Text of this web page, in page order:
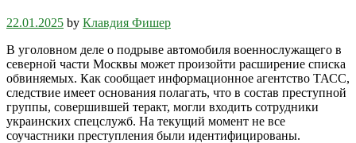
22.01.2025 by Клавдия Фишер
В уголовном деле о подрыве автомобиля военнослужащего в
северной части Москвы может произойти расширение списка
обвиняемых. Как сообщает информационное агентство ТАСС,
следствие имеет основания полагать, что в состав преступной
группы, совершившей теракт, могли входить сотрудники
украинских спецслужб. На текущий момент не все
соучастники преступления были идентифицированы.